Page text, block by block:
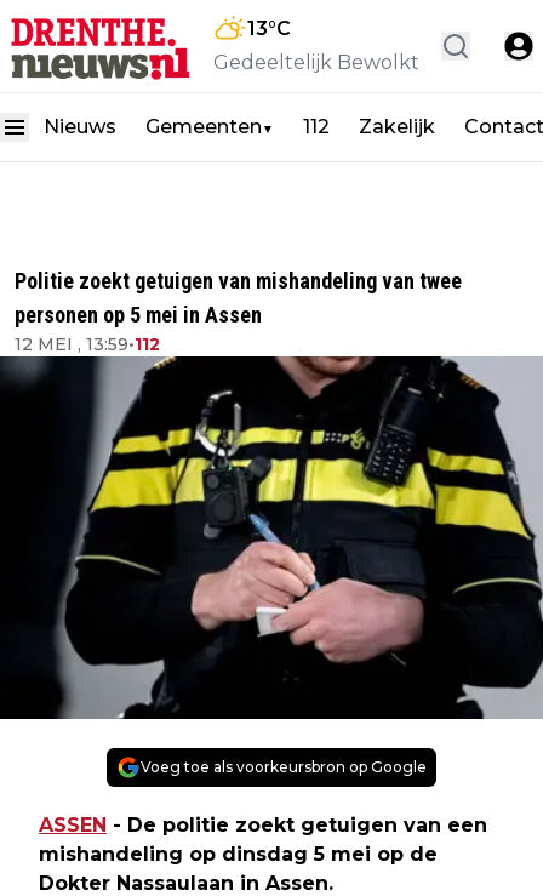
13°C
Gedeeltelijk Bewolkt
Nieuws Gemeenten ▼ 112 Zakelijk Contact
Politie zoekt getuigen van mishandeling van twee
personen op 5 mei in Assen
12 MEI , 13:59•112
Voeg toe als voorkeursbron op Google
ASSEN - De politie zoekt getuigen van een
mishandeling op dinsdag 5 mei op de
Dokter Nassaulaan in Assen.